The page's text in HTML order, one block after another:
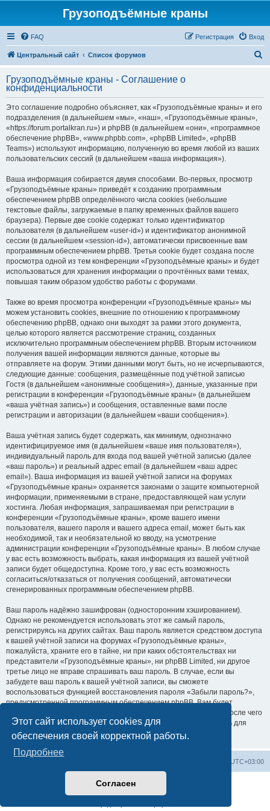
Этот сайт использует cookies для
обеспечения своей корректной работы.
Подробнее
Согласен
Грузоподъёмные краны
FAQ Вход
Регистрация
Центральный сайт Список форумов
с
Грузоподъёмные краны - Соглашение о
конфиденциальности
Это соглашение подробно объясняет, как «Грузоподъёмные краны» и его
подразделения (в дальнейшем «мы», «наш», «Грузоподъёмные краны»,
«https://forum.portalkran.ru») и phpBB (в дальнейшем «они», «программное
обеспечение phpBB», «www.phpbb.com», «phpBB Limited», «phpBB
Teams») используют информацию, полученную во время любой из ваших
пользовательских сессий (в дальнейшем «ваша информация»).
Ваша информация собирается двумя способами. Во-первых, просмотр
«Грузоподъёмные краны» приведёт к созданию программным
обеспечением phpBB определённого числа cookies (небольшие
текстовые файлы, загружаемые в папку временных файлов вашего
браузера). Первые две cookie содержат только идентификатор
пользователя (в дальнейшем «user-id») и идентификатор анонимной
сессии (в дальнейшем «session-id»), автоматически присвоенные вам
программным обеспечением phpBB. Третья cookie будет создана после
просмотра одной из тем конференции «Грузоподъёмные краны» и будет
использоваться для хранения информации о прочтённых вами темах,
повышая таким образом удобство работы с форумами.
Также во время просмотра конференции «Грузоподъёмные краны» мы
можем установить cookies, внешние по отношению к программному
обеспечению phpBB, однако они выходят за рамки этого документа,
целью которого является рассмотрение страниц, созданных
исключительно программным обеспечением phpBB. Вторым источником
получения вашей информации являются данные, которые вы
отправляете на форум. Этими данными могут быть, но не исчерпываются,
следующие данные: сообщения, размещённые под учётной записью
Гостя (в дальнейшем «анонимные сообщения»), данные, указанные при
регистрации в конференции «Грузоподъёмные краны» (в дальнейшем
«ваша учётная запись») и сообщения, оставленные вами после
регистрации и авторизации (в дальнейшем «ваши сообщения»).
Ваша учётная запись будет содержать, как минимум, однозначно
идентифицируемое имя (в дальнейшем «ваше имя пользователя»),
индивидуальный пароль для входа под вашей учётной записью (далее
«ваш пароль») и реальный адрес email (в дальнейшем «ваш адрес
email»). Ваша информация из вашей учётной записи на форумах
«Грузоподъёмные краны» охраняется законами о защите компьютерной
информации, применяемыми в стране, предоставляющей нам услуги
хостинга. Любая информация, запрашиваемая при регистрации в
конференции «Грузоподъёмные краны», кроме вашего имени
пользователя, вашего пароля и вашего адреса email, может быть как
необходимой, так и необязательной ко вводу, на усмотрение
администрации конференции «Грузоподъёмные краны». В любом случае
у вас есть возможность выбрать, какая информация из вашей учётной
записи будет общедоступна. Кроме того, у вас есть возможность
согласиться/отказаться от получения сообщений, автоматически
сгенерированных программным обеспечением phpBB.
Ваш пароль надёжно зашифрован (односторонним хэшированием).
Однако не рекомендуется использовать этот же самый пароль,
регистрируясь на других сайтах. Ваш пароль является средством доступа
к вашей учётной записи на форумах «Грузоподъёмные краны»,
пожалуйста, храните его в тайне, ни при каких обстоятельствах ни
представители «Грузоподъёмные краны», ни phpBB Limited, ни другое
третье лицо не вправе спрашивать ваш пароль. В случае, если вы
забудете ваш пароль к вашей учётной записи, вы сможете
воспользоваться функцией восстановления пароля «Забыли пароль?»,
предусмотренной программным обеспечением phpBB. Вам будет
необходимо ввести ваше имя пользователя и ваш адрес email, после чего
программное обеспечение phpBB сгенерирует вам новый пароль для
вашей учётной записи.
UTC+03:00
Создано на основеphpBB® Forum Software © phpBB Limited
Русская поддержка phpBB